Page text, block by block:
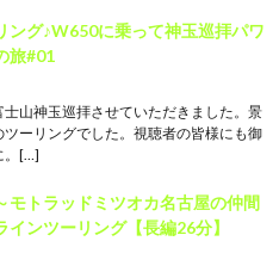
ング♪W650に乗って神玉巡拝パワ
旅#01
山神玉巡拝させていただきました。景
ーリングでした。視聴者の皆様にも御
。[…]
モトラッドミツオカ名古屋の仲間
インツーリング【長編26分】